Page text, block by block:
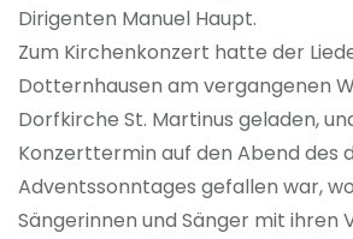
Dirigenten Manuel Haupt.
Zum Kirchenkonzert hatte der
Dotternhausen am vergangenen
Dorfkirche St. Martinus geladen,
Konzerttermin auf den Abend des
Adventssonntages gefallen war,
Sängerinnen und Sänger mit ihren